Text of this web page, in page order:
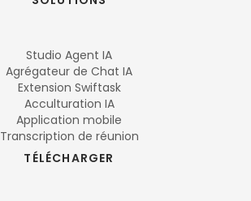
Studio Agent IA
Agrégateur de Chat IA
Extension Swiftask
Acculturation IA
Application mobile
Transcription de réunion
TÉLÉCHARGER